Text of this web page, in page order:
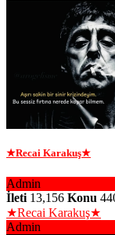
★Recai Karakuş★
Admin
İleti 13,156 Konu
★Recai Karakuş★
Admin